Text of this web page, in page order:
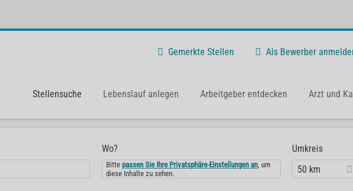
Gemerkte Stellen Als Bewerber
Stellensuche Lebenslauf anlegen Arbeitgeber entdecken Arzt und
Wo?
Bittepassen Sie Ihre Privatsphäre-Einstellungen an, um
diese Inhalte zu sehen.
Umkreis
50 km